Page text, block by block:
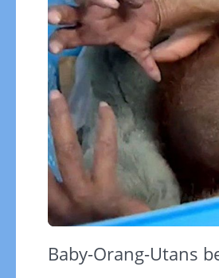
Baby-Orang-Utans